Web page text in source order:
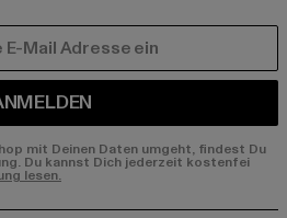
mit Deinen Daten umgeht, findest Du
Du kannst Dich jederzeit kostenfei
lesen.